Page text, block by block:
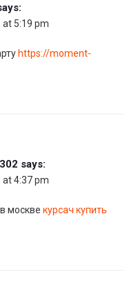
5:19 pm
https://moment-
says:
4:37 pm
москве курсач купить